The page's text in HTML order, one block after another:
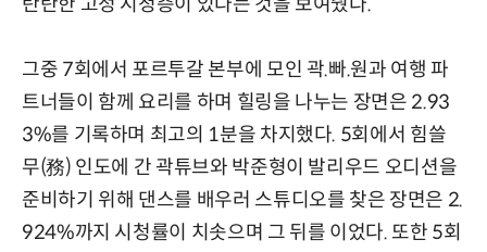
그중 7회에서 포르투갈 본부에 모인 곽.빠.원과 여행 파
트너들이 함께 요리를 하며 힐링을 나누는 장면은 2.93
3%를 기록하며 최고의 1분을 차지했다. 5회에서 힘쓸
무(務) 인도에 간 곽튜브와 박준형이 발리우드 오디션을
준비하기 위해 댄스를 배우러 스튜디오를 찾은 장면은 2.
924%까지 시청률이 치솟으며 그 뒤를 이었다. 또한 5회